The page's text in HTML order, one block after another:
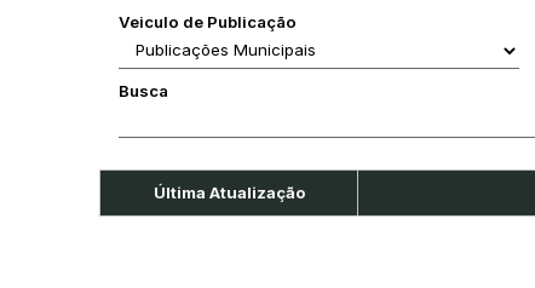
Veiculo de Publicação
Busca
Última Atualização